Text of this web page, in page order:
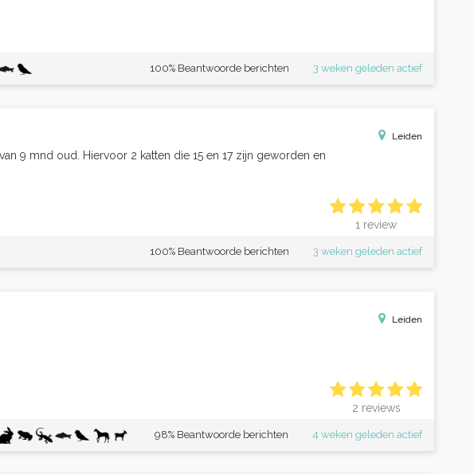
3 weken geleden actief
100% Beantwoorde berichten
Leiden
1 review
9 mnd oud. Hiervoor 2 katten die 15 en 17 zijn geworden en
3 weken geleden actief
100% Beantwoorde berichten
Leiden
2 reviews
4 weken geleden actief
98% Beantwoorde berichten